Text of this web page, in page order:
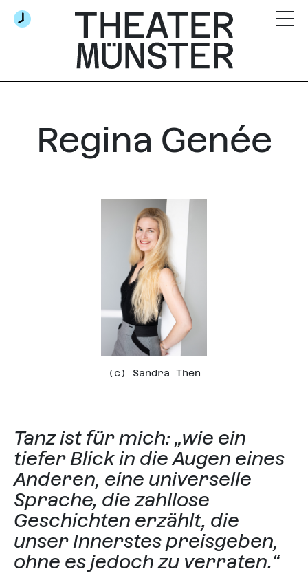
Regina Genée
(c) Sandra Then
Tanz ist für mich: „wie ein
tiefer Blick in die Augen eines
Anderen, eine universelle
Sprache, die zahllose
Geschichten erzählt, die
unser Innerstes preisgeben,
ohne es jedoch zu verraten.“